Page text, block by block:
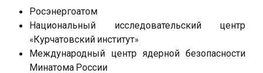
Росэнергоатом
Национальный исследовательский центр
«Курчатовский институт»
Международный центр ядерной безопасности
Минатома России